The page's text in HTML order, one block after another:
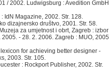
/ 2002. Ludwigsburg : Avedition GmbH,
IdN Magazine, 2002. Str. 128.
dizajnersko društvo, 2001. Str. 58.
za umjetnost i obrt, Zagreb : izbor
- 28. 2. 2006. Zagreb : MUO, 2005.
for achieving better designer -
2003. Str. 105.
: Rockport Publisher, 2002. Str.